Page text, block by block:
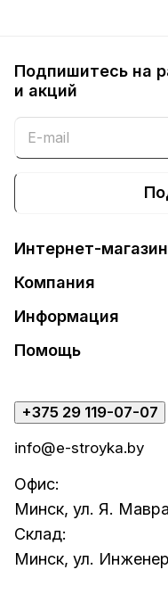
Подпишитесь на
и акций
Интернет-магазин
Компания
Информация
Помощь
+375 29 119-07-07
info@e-stroyka.by
Офис:
Минск, ул. Я.
Склад:
Минск, ул.